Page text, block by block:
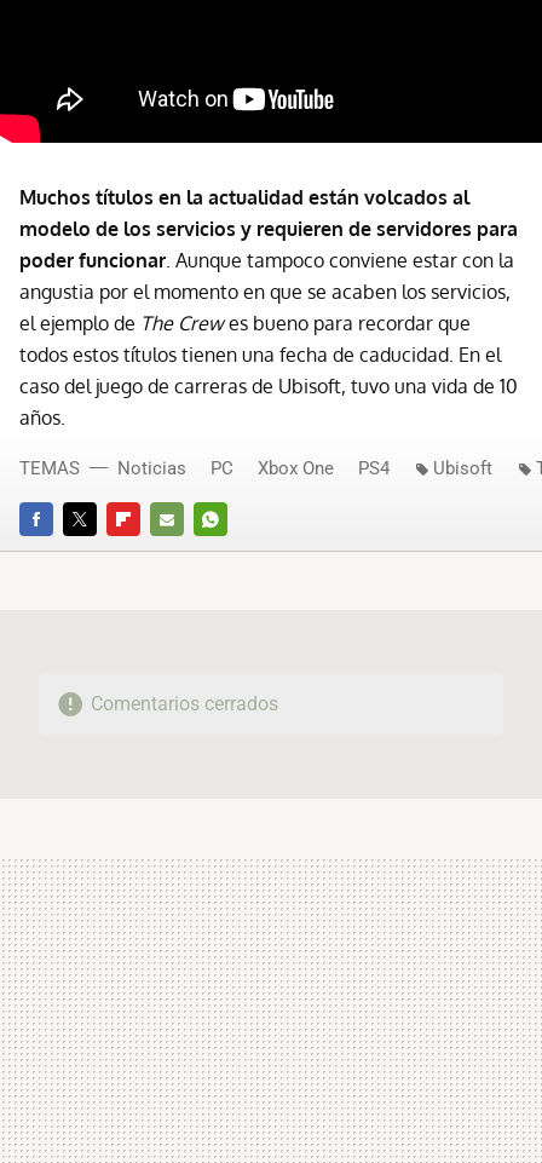
Muchos títulos en la actualidad están volcados al
modelo de los servicios y requieren de servidores para
poder funcionar. Aunque tampoco conviene estar con la
angustia por el momento en que se acaben los servicios,
el ejemplo de The Crewes bueno para recordar que
todos estos títulos tienen una fecha de caducidad. En el
caso del juego de carreras de Ubisoft, tuvo una vida de 10
años.
FACEBOOKTWITTERFLIPBOARD
E-
WHATSAPP
TEMAS Noticias PC Xbox One PS4 Ubisoft
Comentarios cerrados